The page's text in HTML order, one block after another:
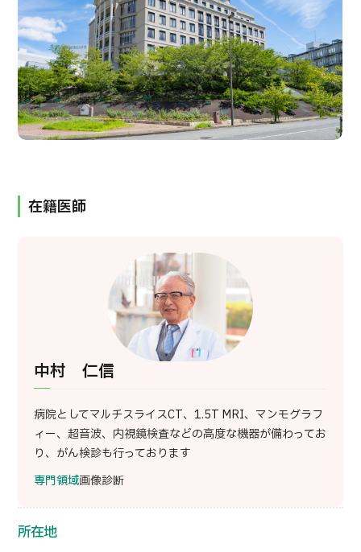
TOP
JMHCについて
外国人受療者様へ
日本の医療について
受診の流れ
部位・疾病で探す
コンテンツピックアップ
医療機関の方へ
運営会社
在籍医師
中村 仁信
病院としてマルチスライスCT、1.5T MRI、マンモグラフ
ィー、超音波、内視鏡検査などの高度な機器が備わってお
り、がん検診も行っております
専門領域画像診断
所在地